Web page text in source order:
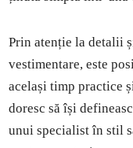
Prin atenție la detalii
vestimentare, este
același timp practice
doresc să își
unui specialist în stil